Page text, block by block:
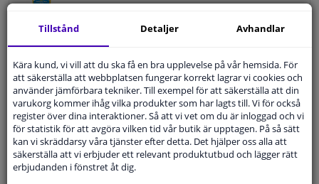
Tillbehör
Skydd
Husvagn, Husbil & Båt
Tillstånd Detaljer Avhandlar
Kära kund, vi vill att du ska få en bra upplevelse på vår hemsida. För
att säkerställa att webbplatsen fungerar korrekt lagrar vi cookies och
använder jämförbara tekniker. Till exempel för att säkerställa att din
varukorg kommer ihåg vilka produkter som har lagts till. Vi för också
register över dina interaktioner. Så att vi vet om du är inloggad och vi
för statistik för att avgöra vilken tid vår butik är upptagen. På så sätt
kan vi skräddarsy våra tjänster efter detta. Det hjälper oss alla att
säkerställa att vi erbjuder ett relevant produktutbud och lägger rätt
erbjudanden i fönstret åt dig.